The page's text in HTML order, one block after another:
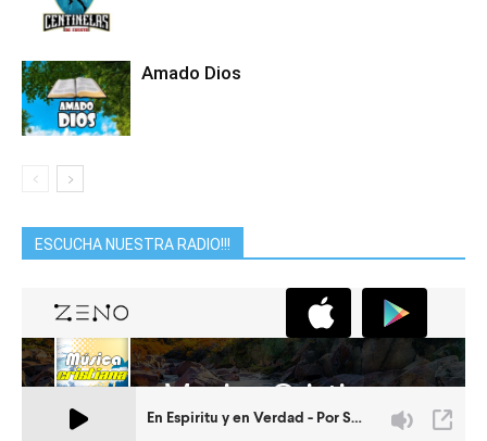
Amado Dios
ESCUCHA NUESTRA RADIO!!!